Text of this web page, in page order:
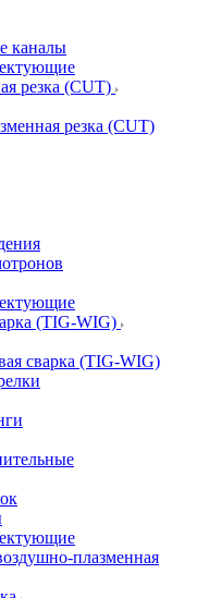
каналы
резка (CUT)
резка (CUT)
(TIG-WIG)
сварка (TIG-WIG)
плазменная